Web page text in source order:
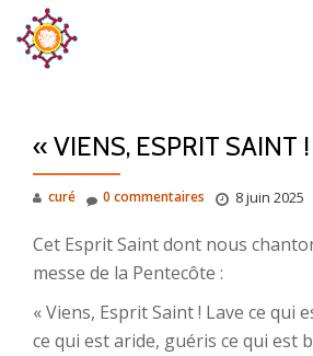
Aller
« VIENS, ESPRIT SAINT
curé 8 juin 2025
0 commentaires
Cet Esprit Saint dont nous
messe de la Pentecôte :
« Viens, Esprit Saint ! Lave ce qui
ce qui est aride, guéris ce qui est